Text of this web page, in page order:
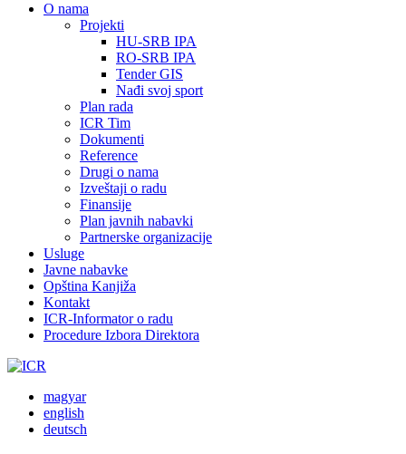
О nama
Projekti
HU-SRB IPA
RO-SRB IPA
Tender GIS
Nađi svoj sport
Plan rada
ICR Tim
Dokumenti
Reference
Drugi o nama
Izveštaji o radu
Finansije
Plan javnih nabavki
Partnerske organizacije
Usluge
Javne nabavke
Opština Kanjiža
Kontakt
ICR-Informator o radu
Procedure Izbora Direktora
magyar
english
deutsch